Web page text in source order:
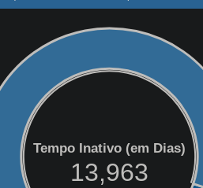
Tempo Inativo (em Dias)
13,963